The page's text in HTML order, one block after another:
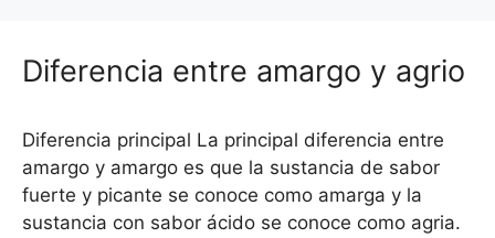
Diferencia entre amargo y agrio
Diferencia principal La principal diferencia entre
amargo y amargo es que la sustancia de sabor
fuerte y picante se conoce como amarga y la
sustancia con sabor ácido se conoce como agria.